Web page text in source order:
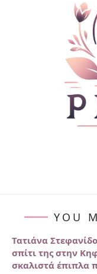
YOU
Τατιάνα
σπίτι της στην
σκαλιστά έπιπλα